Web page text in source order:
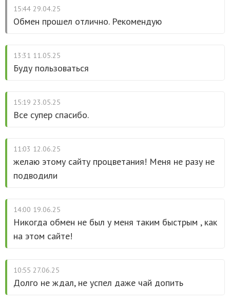
15:44 29.04.25
Обмен прошел отлично. Рекомендую
13:31 11.05.25
Буду пользоваться
15:19 23.05.25
Все супер спасибо.
11:03 12.06.25
желаю этому сайту процветания! Меня не разу не
подводили
14:00 19.06.25
Никогда обмен не был у меня таким быстрым , как
на этом сайте!
10:55 27.06.25
Долго не ждал, не успел даже чай допить